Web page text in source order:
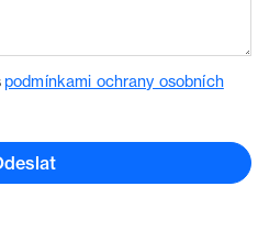
podmínkami ochrany osobních